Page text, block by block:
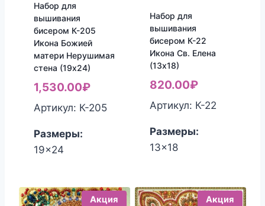
Набор для
вышивания
бисером К-205
Икона Божией
матери Нерушимая
стена (19х24)
1,530.00₽
Артикул: К-205
Размеры:
19x24
Набор для
вышивания
бисером К-22
Икона Св. Елена
(13х18)
820.00₽
Артикул: К-22
Размеры:
13x18
Акция Акция